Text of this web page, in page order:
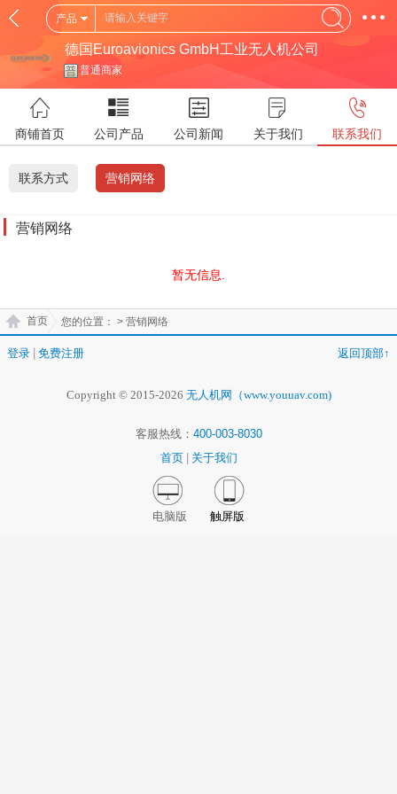
产品
德国Euroavionics GmbH工业无人机公司
普通商家
商铺首页 公司产品 公司新闻 关于我们 联系我们
联系方式 营销网络
营销网络
暂无信息.
您的位置：
首页 > 营销网络
登录 免费注册 返回顶部↑
Copyright © 2015-2026 无人机网（www.youuav.com)
客服热线： 400-003-8030
首页
关于我们
电脑版 触屏版